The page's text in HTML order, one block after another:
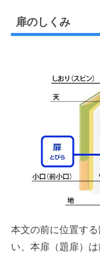
扉のしくみ
本文の前に位置する
い、本扉（題扉）